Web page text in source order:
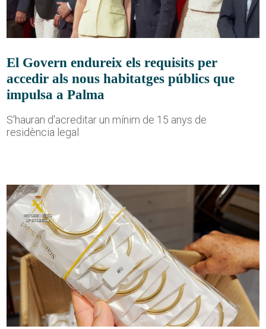
El Govern endureix els requisits per
accedir als nous habitatges públics que
impulsa a Palma
S'hauran d'acreditar un mínim de 15 anys de
residència legal